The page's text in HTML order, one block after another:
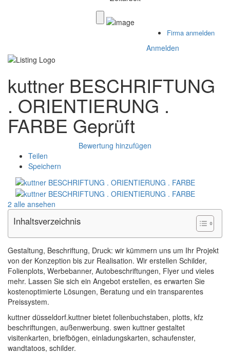
Firma anmelden
Anmelden
kuttner BESCHRIFTUNG
. ORIENTIERUNG .
FARBE Geprüft
Bewertung hinzufügen
Teilen
Speichern
2 alle ansehen
Inhaltsverzeichnis
Gestaltung, Beschriftung, Druck: wir kümmern uns um Ihr Projekt
von der Konzeption bis zur Realisation. Wir erstellen Schilder,
Folienplots, Werbebanner, Autobeschriftungen, Flyer und vieles
mehr. Lassen Sie sich ein Angebot erstellen, es erwarten Sie
kostenoptimierte Lösungen, Beratung und ein transparentes
Preissystem.
kuttner düsseldorf.kuttner bietet folienbuchstaben, plotts, kfz
beschriftungen, außenwerbung. swen kuttner gestaltet
visitenkarten, briefbögen, einladungskarten, schaufenster,
wandtatoos, schilder.